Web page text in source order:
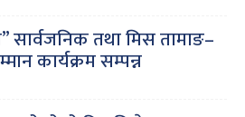
सार्वजनिक तथा मिस तामाङ–
कार्यक्रम सम्पन्न